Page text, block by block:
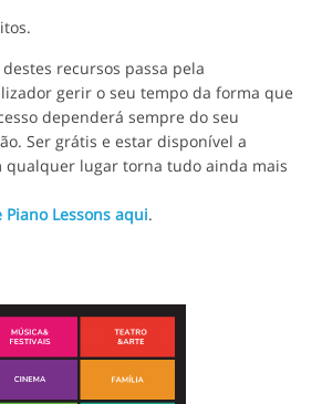
recursos passa pela
gerir o seu tempo da forma que
dependerá sempre do seu
Ser grátis e estar disponível a
qualquer lugar torna tudo ainda mais
Piano Lessons aqui.